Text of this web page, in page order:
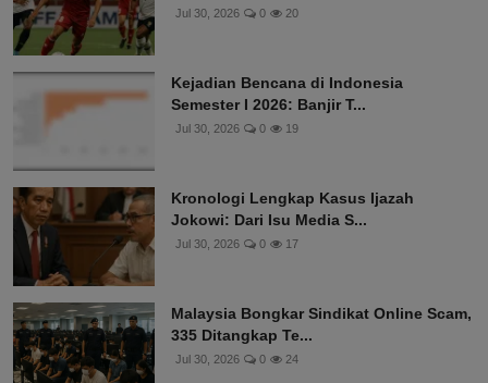
Jul 30, 2026 0 20
Kejadian Bencana di Indonesia
Semester I 2026: Banjir T...
Jul 30, 2026 0 19
Kronologi Lengkap Kasus Ijazah
Jokowi: Dari Isu Media S...
Jul 30, 2026 0 17
Malaysia Bongkar Sindikat Online Scam,
335 Ditangkap Te...
Jul 30, 2026 0 24